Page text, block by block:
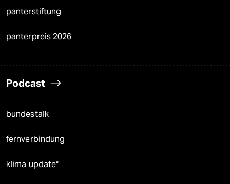
panterstiftung
panterpreis 2026
Podcast
bundestalk
fernverbindung
klima update°